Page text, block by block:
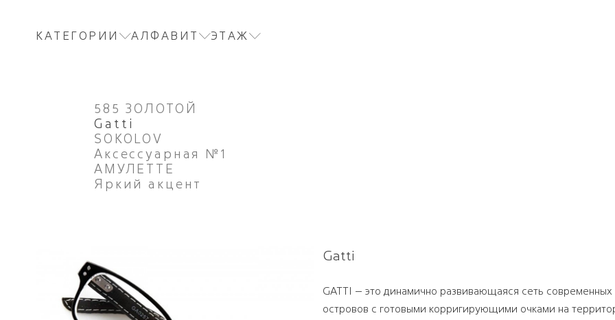
КАТЕГОРИИ АЛФАВИТ ЭТАЖ
585 ЗОЛОТОЙ
Gatti
SOKOLOV
Аксессуарная №1
АМУЛЕТТЕ
Яркий акцент
Gatti
GATTI – это динамично развивающаяся сеть современных
островов с готовыми корригирующими очками на